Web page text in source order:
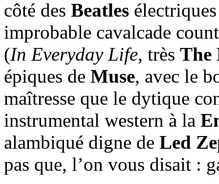
côté des Beatles
improbable cavalcade
(In Everyday Life, très The
épiques de Muse, avec le
maîtresse que le dytique
instrumental western à la
alambiqué digne de Led
pas que, l’on vous disait :